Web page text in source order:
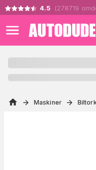
4.5 (278719
Maskiner